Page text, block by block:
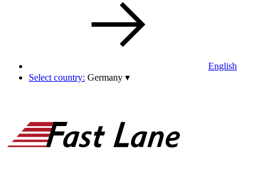
English
Select country: Germany ▾